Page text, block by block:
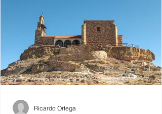
Ricardo Ortega